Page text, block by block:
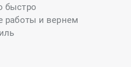
быстро
работы и вернем